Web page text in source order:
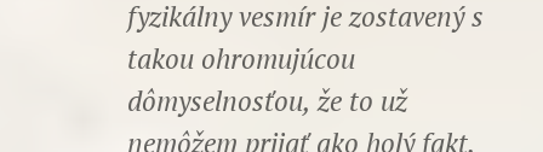
fyzikálny vesmír je zostavený s
takou ohromujúcou
dômyselnosťou, že to už
nemôžem prijať ako holý fakt.